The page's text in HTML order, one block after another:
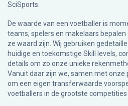
SciSports
De waarde van een voetballer is
teams, spelers en makelaars
ze waard zijn. Wij gebruiken
huidige en toekomstige Skill levels,
details om zo onze unieke
Vanuit daar zijn we, samen met onze
om een eigen transferwaarde
voetballers in de grootste competities